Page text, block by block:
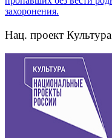
Нац. проект Культура